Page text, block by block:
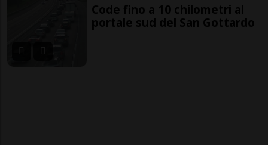
Code fino a 10 chilometri al
portale sud del San Gottardo